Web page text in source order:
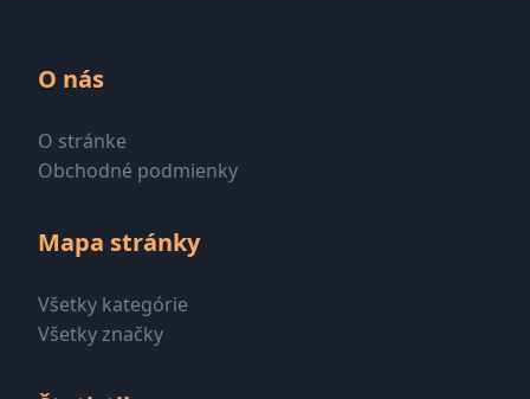
O nás
O stránke
Obchodné podmienky
Mapa stránky
Všetky kategórie
Všetky značky